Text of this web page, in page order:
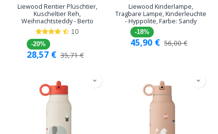
Liewood Rentier Plüschtier,
Kuscheltier Reh,
Weihnachtsteddy - Berto
10
-20%
28,57 € 35,71€
Liewood Kinderlampe,
Tragbare Lampe, Kinderleuchte
- Hyppolite, Farbe: Sandy
-18%
45,90 € 56,00€